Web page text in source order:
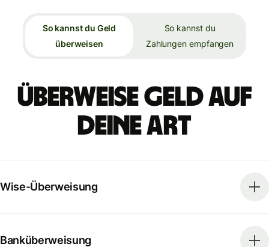
So kannst du Geld
überweisen
So kannst du
Zahlungen empfangen
Überweise Geld auf
deine Art
Wise-Überweisung
Banküberweisung